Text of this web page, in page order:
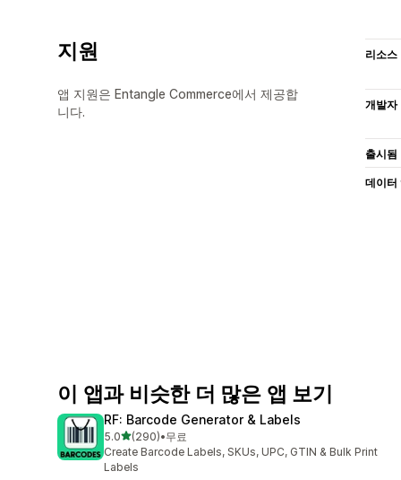
지원
앱 지원은 Entangle Commerce에서 제공합
니다.
리소스
개발자
출시됨
데이터
이 앱과 비슷한 더 많은 앱 보기
RF: Barcode Generator & Labels
5.0별 5개 중
(290)
총 리뷰 290개
•무료
Create Barcode Labels, SKUs, UPC, GTIN & Bulk Print
Labels